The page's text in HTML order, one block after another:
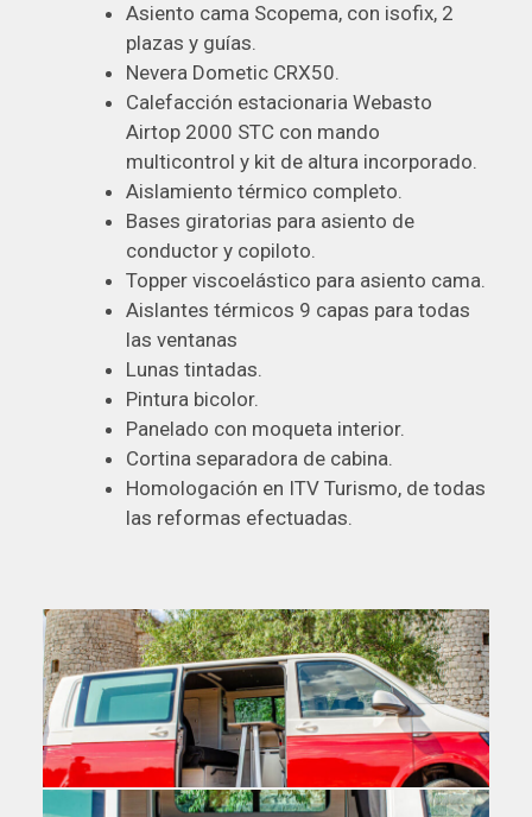
Asiento cama Scopema, con isofix, 2
plazas y guías.
Nevera Dometic CRX50.
Calefacción estacionaria Webasto
Airtop 2000 STC con mando
multicontrol y kit de altura incorporado.
Aislamiento térmico completo.
Bases giratorias para asiento de
conductor y copiloto.
Topper viscoelástico para asiento cama.
Aislantes térmicos 9 capas para todas
las ventanas
Lunas tintadas.
Pintura bicolor.
Panelado con moqueta interior.
Cortina separadora de cabina.
Homologación en ITV Turismo, de todas
las reformas efectuadas.